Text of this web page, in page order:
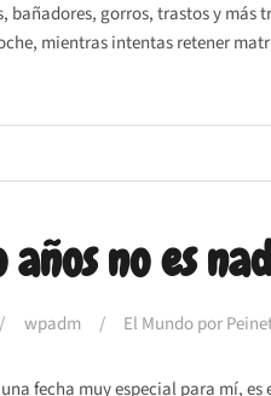
bañadores, gorros, trastos y más
mientras intentas retener
no es
wpadm El Mundo por
una fecha muy especial para mí,